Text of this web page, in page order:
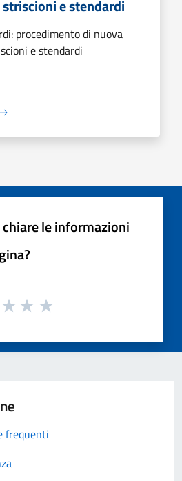
e stendardi
procedimento di nuova
e stendardi
le informazioni
frequenti